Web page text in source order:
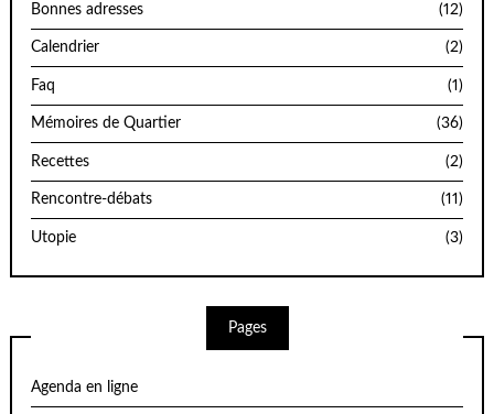
Bonnes adresses (12)
Calendrier (2)
Faq (1)
Mémoires de Quartier (36)
Recettes (2)
Rencontre-débats (11)
Utopie (3)
Pages
Agenda en ligne